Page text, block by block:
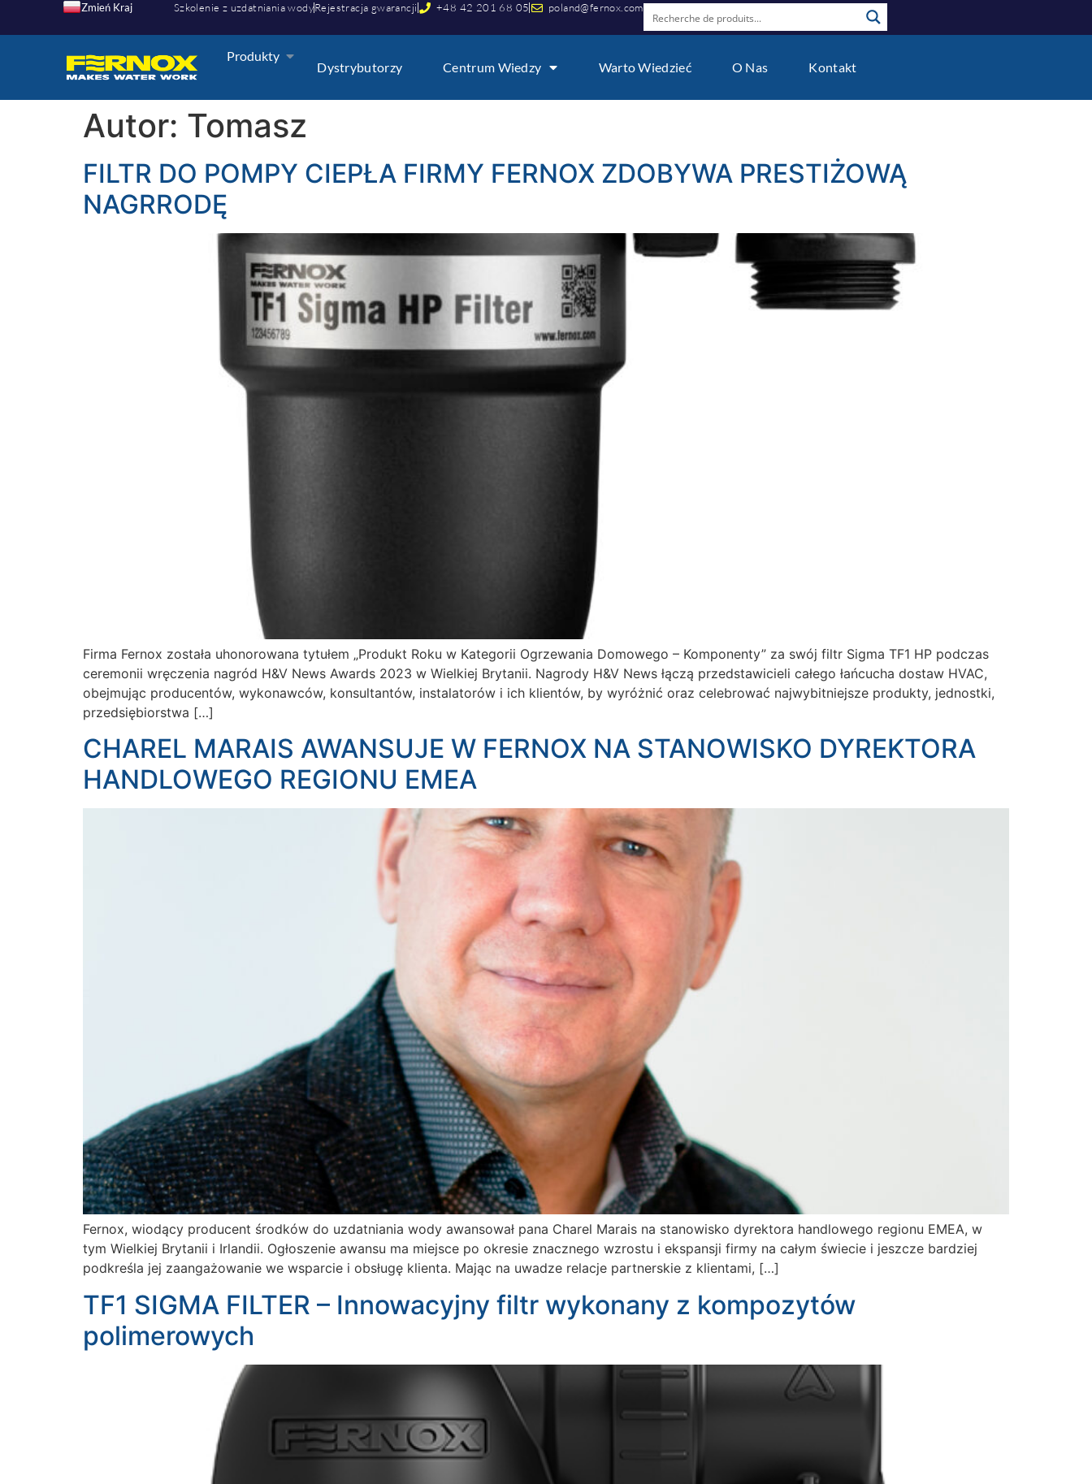
Zmień Kraj Szkolenie z uzdatniania wodyRejestracja gwarancji +48 42 201 68 05 poland@fernox.com
Produkty
Dystrybutorzy Centrum Wiedzy Warto Wiedzieć O Nas Kontakt
Autor: Tomasz
FILTR DO POMPY CIEPŁA FIRMY FERNOX ZDOBYWA PRESTIŻOWĄ
NAGRRODĘ
Firma Fernox została uhonorowana tytułem „Produkt Roku w Kategorii Ogrzewania Domowego – Komponenty” za swój filtr Sigma TF1 HP podczas
ceremonii wręczenia nagród H&V News Awards 2023 w Wielkiej Brytanii. Nagrody H&V News łączą przedstawicieli całego łańcucha dostaw HVAC,
obejmując producentów, wykonawców, konsultantów, instalatorów i ich klientów, by wyróżnić oraz celebrować najwybitniejsze produkty, jednostki,
przedsiębiorstwa […]
CHAREL MARAIS AWANSUJE W FERNOX NA STANOWISKO DYREKTORA
HANDLOWEGO REGIONU EMEA
Fernox, wiodący producent środków do uzdatniania wody awansował pana Charel Marais na stanowisko dyrektora handlowego regionu EMEA, w
tym Wielkiej Brytanii i Irlandii. Ogłoszenie awansu ma miejsce po okresie znacznego wzrostu i ekspansji firmy na całym świecie i jeszcze bardziej
podkreśla jej zaangażowanie we wsparcie i obsługę klienta. Mając na uwadze relacje partnerskie z klientami, […]
TF1 SIGMA FILTER – Innowacyjny filtr wykonany z kompozytów
polimerowych